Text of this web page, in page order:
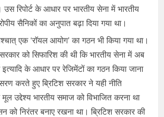
उस रिपोर्ट के आधार पर भारतीय सेना में भारतीय
सैनिकों का अनुपात बढ़ा दिया गया था।
एक ‘रॉयल आयोग’ का गठन भी किया गया था।
को सिफारिश की थी कि भारतीय सेना में अब
के आधार पर रेजिमेंटों का गठन किया जाना
करते हुए ब्रिटिश सरकार ने यही नीति
उद्देश्य भारतीय समाज को विभाजित करना था
को निरंतर बनाए रखना था। ब्रिटिश सरकार की